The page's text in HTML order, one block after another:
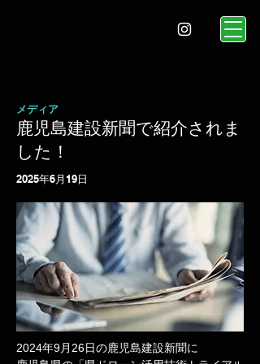
メディア
鹿児島建設新聞で紹介されま
した！
2025年6月19日
2024年9月26日の鹿児島建設新聞に